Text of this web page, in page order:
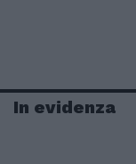
In evidenza